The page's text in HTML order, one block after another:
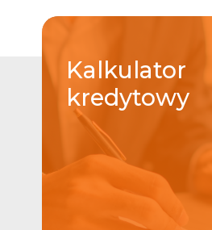
Kalkulator
kredytowy